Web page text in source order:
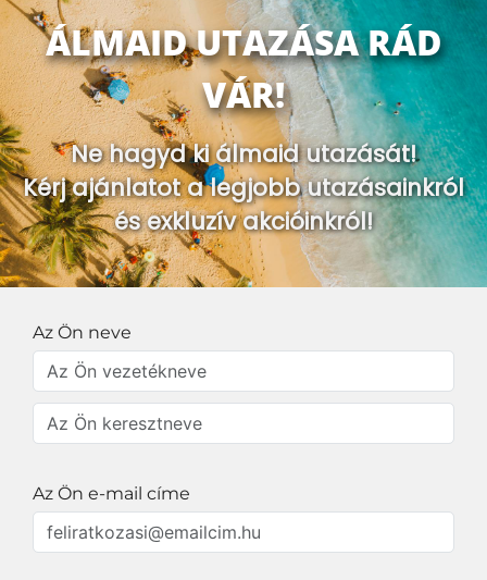
ÁLMAID UTAZÁSA RÁD
VÁR!
Ne hagyd ki álmaid utazását!
Kérj ajánlatot a legjobb utazásainkról
és exkluzív akcióinkról!
Az Ön neve
Az Ön e-mail címe